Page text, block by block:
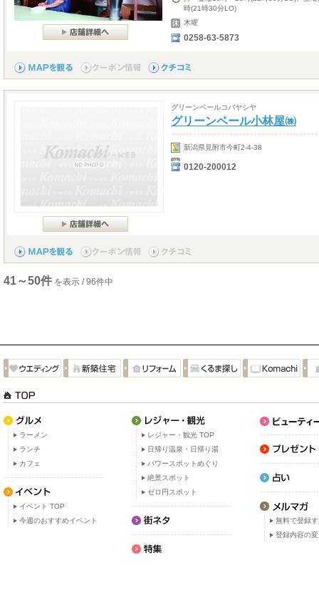
時(21時30分LO)
木曜
0258-63-5873
グリーンベールコバヤシヤ
グリーンベール小林屋㈱
新潟県見附市今町2-4-38
0120-200012
41～50件 を表示 / 96件中
ラーメン
ランチ
カフェ
イベント TOP
今週のおすすめイベント
レジャー・観光 TOP
日帰り温泉・日帰り湯
パワースポットめぐり
絶景スポット
ゼロ円スポット
無料で登録
登録内容の